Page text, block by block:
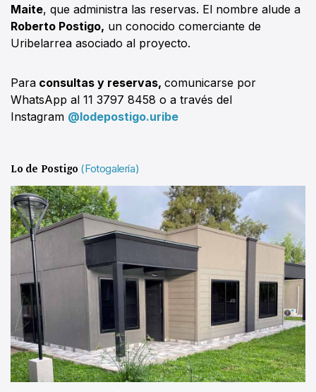
Maite, que administra las reservas. El nombre alude a
Roberto Postigo, un conocido comerciante de
Uribelarrea asociado al proyecto.
Para consultas y reservas, comunicarse por
WhatsApp al 11 3797 8458 o a través del
Instagram @lodepostigo.uribe
Lo de Postigo (Fotogalería)